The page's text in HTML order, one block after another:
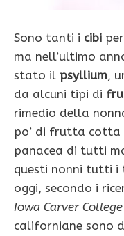
Sono tanti i cibi
ma nell’ultimo
stato il psyllium,
da alcuni tipi di
rimedio della
po’ di frutta cotta
panacea di tutti
questi nonni tutti
oggi, secondo i
Iowa Carver College
californiane sono